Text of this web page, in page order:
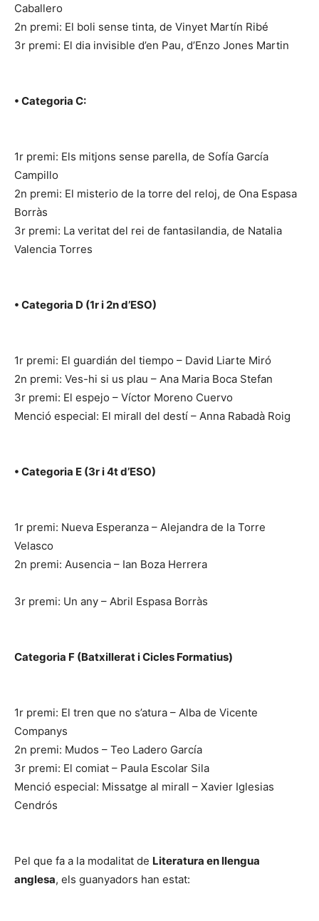
Caballero
2n premi: El boli sense tinta, de Vinyet Martín Ribé
3r premi: El dia invisible d’en Pau, d’Enzo Jones Martin
• Categoria C:
1r premi: Els mitjons sense parella, de Sofía García
Campillo
2n premi: El misterio de la torre del reloj, de Ona Espasa
Borràs
3r premi: La veritat del rei de fantasilandia, de Natalia
Valencia Torres
• Categoria D (1r i 2n d’ESO)
1r premi: El guardián del tiempo – David Liarte Miró
2n premi: Ves-hi si us plau – Ana Maria Boca Stefan
3r premi: El espejo – Víctor Moreno Cuervo
Menció especial: El mirall del destí – Anna Rabadà Roig
• Categoria E (3r i 4t d’ESO)
1r premi: Nueva Esperanza – Alejandra de la Torre
Velasco
2n premi: Ausencia – Ian Boza Herrera
3r premi: Un any – Abril Espasa Borràs
Categoria F (Batxillerat i Cicles Formatius)
1r premi: El tren que no s’atura – Alba de Vicente
Companys
2n premi: Mudos – Teo Ladero García
3r premi: El comiat – Paula Escolar Sila
Menció especial: Missatge al mirall – Xavier Iglesias
Cendrós
Pel que fa a la modalitat de Literatura en llengua
anglesa, els guanyadors han estat: